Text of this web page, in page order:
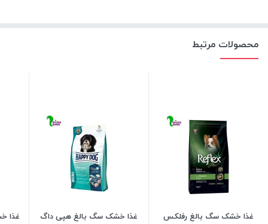
محصولات مرتبط
غذا خشک سگ بالغ رفلکس
غذا خشک سگ بالغ هپی داگ
غذا